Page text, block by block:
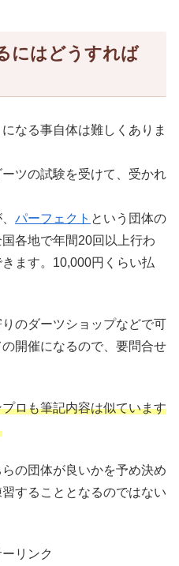
にはどうすれば
なる事自体は難しくありま
ツの試験を受けて、受かれ
パーフェクト という団体の
各地で年間20回以上行わ
ます。10,000円くらい払
のダーツショップなどで可
開催になるので、要問合せ
ロも筆記内容は似ています
の団体が良いかを予め決め
することとなるのではない
リンク